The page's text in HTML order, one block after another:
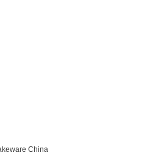
China